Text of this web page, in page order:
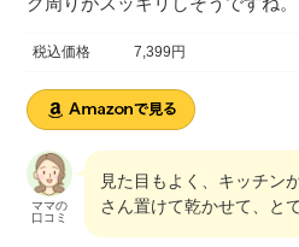
税込価格 7,399円
ママの
口コミ
見た目もよく、キッチン
さん置けて乾かせて、と